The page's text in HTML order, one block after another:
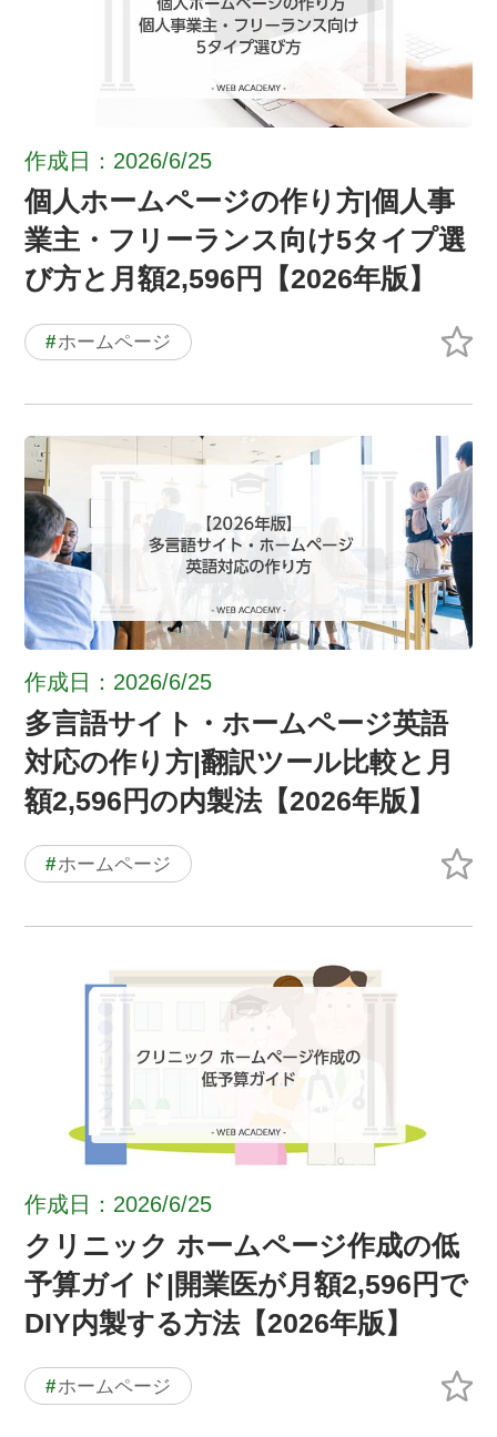
作成日：2026/6/25
個人ホームページの作り方|個人事
業主・フリーランス向け5タイプ選
び方と月額2,596円【2026年版】
#ホームページ
作成日：2026/6/25
多言語サイト・ホームページ英語
対応の作り方|翻訳ツール比較と月
額2,596円の内製法【2026年版】
#ホームページ
作成日：2026/6/25
クリニック ホームページ作成の低
予算ガイド|開業医が月額2,596円で
DIY内製する方法【2026年版】
#ホームページ